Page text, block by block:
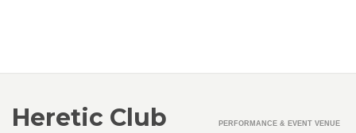
Heretic Club PERFORMANCE & EVENT VENUE